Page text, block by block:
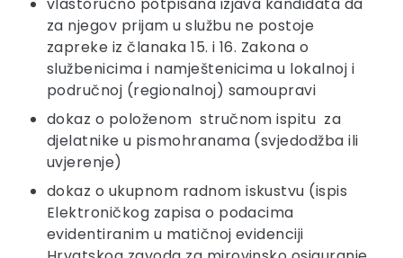
za njegov prijam u službu ne postoje
zapreke iz članaka 15. i 16. Zakona o
službenicima i namještenicima u lokalnoj i
područnoj (regionalnoj) samoupravi
dokaz o položenom stručnom ispitu za
djelatnike u pismohranama (svjedodžba ili
uvjerenje)
dokaz o ukupnom radnom iskustvu (ispis
Elektroničkog zapisa o podacima
evidentiranim u matičnoj evidenciji